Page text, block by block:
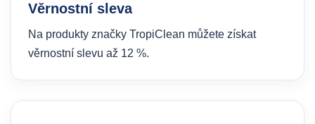
Věrnostní sleva
Na produkty značky TropiClean můžete získat
věrnostní slevu až 12 %.